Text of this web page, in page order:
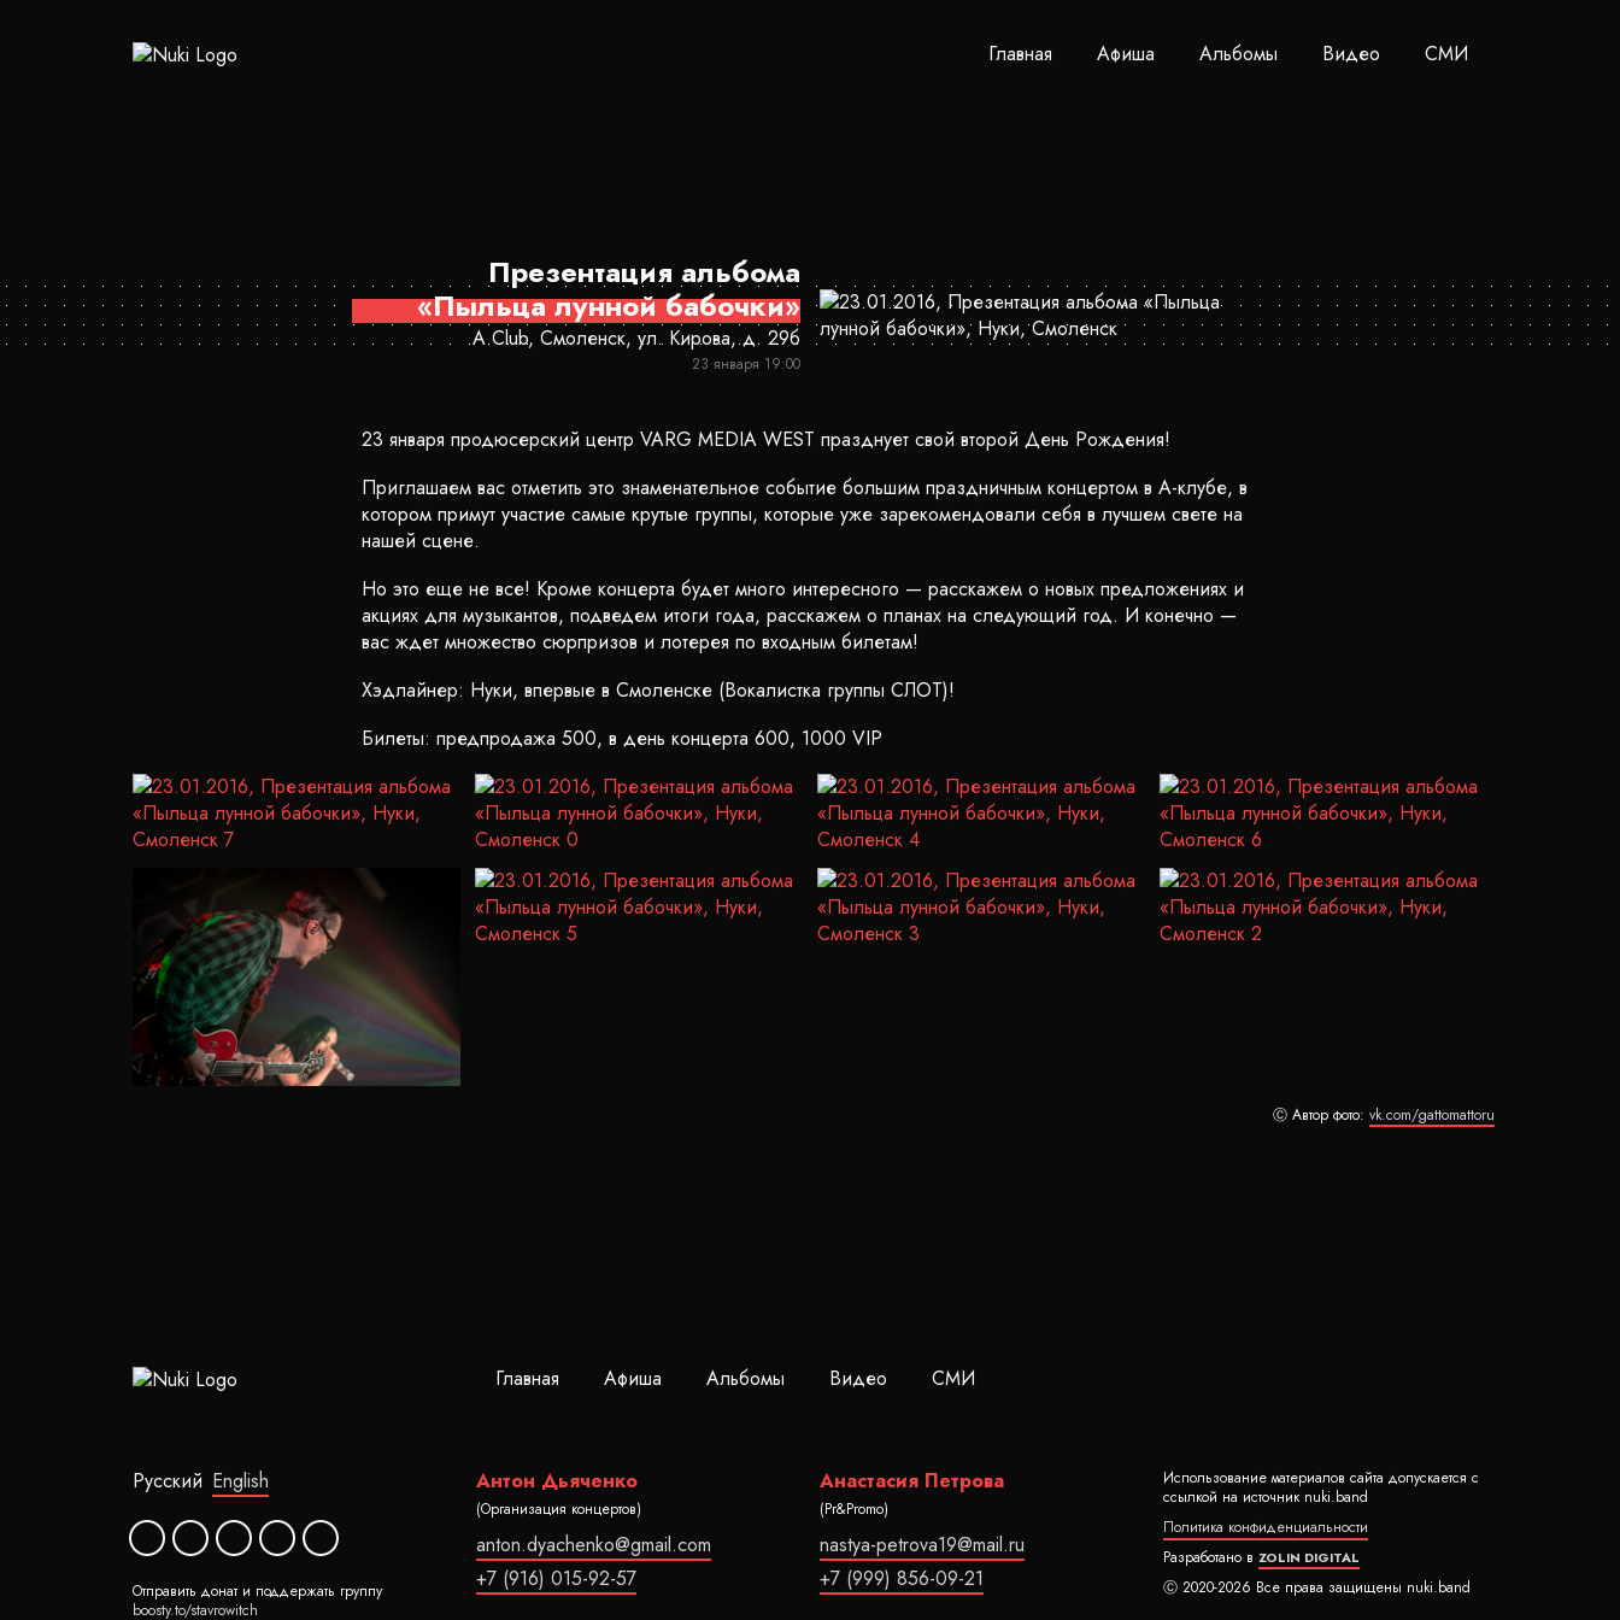
Главная Афиша Альбомы Видео СМИ
Презентация альбома
«Пыльца лунной бабочки»
A Club, Смоленск, ул. Кирова, д. 29б
23 января 19:00
23 января продюсерский центр VARG MEDIA WEST празднует свой второй День Рождения!
Приглашаем вас отметить это знаменательное событие большим праздничным концертом в А-клубе, в
котором примут участие самые крутые группы, которые уже зарекомендовали себя в лучшем свете на
нашей сцене.
Но это еще не все! Кроме концерта будет много интересного — расскажем о новых предложениях и
акциях для музыкантов, подведем итоги года, расскажем о планах на следующий год. И конечно —
вас ждет множество сюрпризов и лотерея по входным билетам!
Хэдлайнер: Нуки, впервые в Смоленске (Вокалистка группы СЛОТ)!
Билеты: предпродажа 500, в день концерта 600, 1000 VIP
Ⓒ Автор фото: vk.com/gattomattoru
Главная Афиша Альбомы Видео СМИ
Русский English
Отправить донат и поддержать группу
boosty.to/stavrowitch
Антон Дьяченко
(Организация концертов)
anton.dyachenko@gmail.com
+7 (916) 015-92-57
Анастасия Петрова
(Pr&Promo)
nastya-petrova19@mail.ru
+7 (999) 856-09-21
Использование материалов сайта допускается с
ссылкой на источник nuki.band
Политика конфиденциальности
Разработано в ZOLIN DIGITAL
Ⓒ 2020-2026 Все права защищены nuki.band